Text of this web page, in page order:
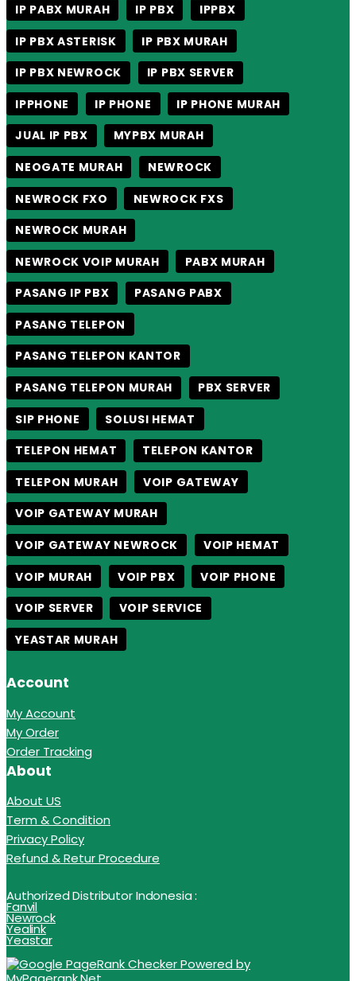
IP PABX MURAH
IP PBX
IPPBX
IP PBX ASTERISK
IP PBX MURAH
IP PBX NEWROCK
IP PBX SERVER
IPPHONE
IP PHONE
IP PHONE MURAH
JUAL IP PBX
MYPBX MURAH
NEOGATE MURAH
NEWROCK
NEWROCK FXO
NEWROCK FXS
NEWROCK MURAH
NEWROCK VOIP MURAH
PABX MURAH
PASANG IP PBX
PASANG PABX
PASANG TELEPON
PASANG TELEPON KANTOR
PASANG TELEPON MURAH
PBX SERVER
SIP PHONE
SOLUSI HEMAT
TELEPON HEMAT
TELEPON KANTOR
TELEPON MURAH
VOIP GATEWAY
VOIP GATEWAY MURAH
VOIP GATEWAY NEWROCK
VOIP HEMAT
VOIP MURAH
VOIP PBX
VOIP PHONE
VOIP SERVER
VOIP SERVICE
YEASTAR MURAH
Account
My Account
My Order
Order Tracking
About
About US
Term & Condition
Privacy Policy
Refund & Retur Procedure
Authorized Distributor Indonesia :
Fanvil
Newrock
Yealink
Yeastar